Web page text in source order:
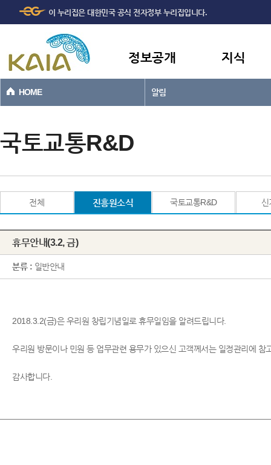
본문바로가기
이 누리집은 대한민국 공식 전자정부 누리집입니다.
정보공개 지식
HOME 알림
국토교통R&D
전체 진흥원소식 국토교통R&D 신
휴무안내(3.2, 금)
분류 : 일반안내
2018.3.2(금)은 우리원 창립기념일로 휴무일임을 알려드립니다.
우리원 방문이나 민원 등 업무관련 용무가 있으신 고객께서는 일정관리에 참
감사합니다.